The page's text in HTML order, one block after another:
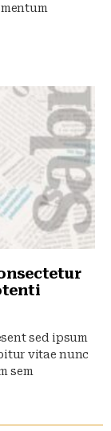
sed ipsum
vitae nunc
sem